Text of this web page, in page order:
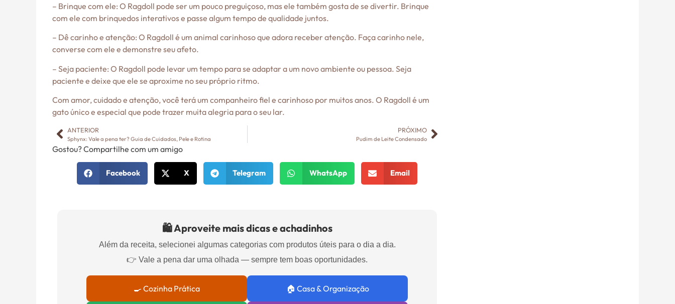
– Brinque com ele: O Ragdoll pode ser um pouco preguiçoso, mas ele também gosta de se divertir. Brinque
com ele com brinquedos interativos e passe algum tempo de qualidade juntos.
– Dê carinho e atenção: O Ragdoll é um animal carinhoso que adora receber atenção. Faça carinho nele,
converse com ele e demonstre seu afeto.
– Seja paciente: O Ragdoll pode levar um tempo para se adaptar a um novo ambiente ou pessoa. Seja
paciente e deixe que ele se aproxime no seu próprio ritmo.
Com amor, cuidado e atenção, você terá um companheiro fiel e carinhoso por muitos anos. O Ragdoll é um
gato único e especial que pode trazer muita alegria para o seu lar.
ANTERIOR
Sphynx: Vale a pena ter? Guia de Cuidados, Pele e Rotina
PRÓXIMO
Pudim de Leite Condensado
Gostou? Compartilhe com um amigo
Facebook X Telegram WhatsApp Email
🛍️ Aproveite mais dicas e achadinhos
Além da receita, selecionei algumas categorias com produtos úteis para o dia a dia.
👉 Vale a pena dar uma olhada — sempre tem boas oportunidades.
🍳 Cozinha Prática 🏠 Casa & Organização